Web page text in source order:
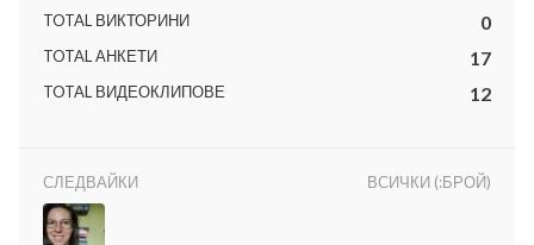
TOTAL ВИКТОРИНИ 0
TOTAL АНКЕТИ 17
TOTAL ВИДЕОКЛИПОВЕ 12
СЛЕДВАЙКИ ВСИЧКИ (:БРОЙ)